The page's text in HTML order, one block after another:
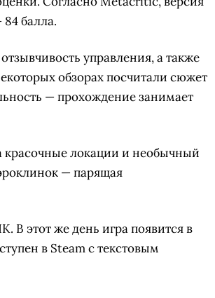
балла.
управления, а также
обзорах посчитали сюжет
— прохождение занимает
красочные локации и необычный
— парящая
В этот же день игра появится в
в Steam с текстовым